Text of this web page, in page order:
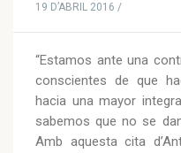
19 D’ABRIL 2016 /
“Estamos ante una
conscientes de que
hacia una mayor
sabemos que no se
Amb aquesta cita